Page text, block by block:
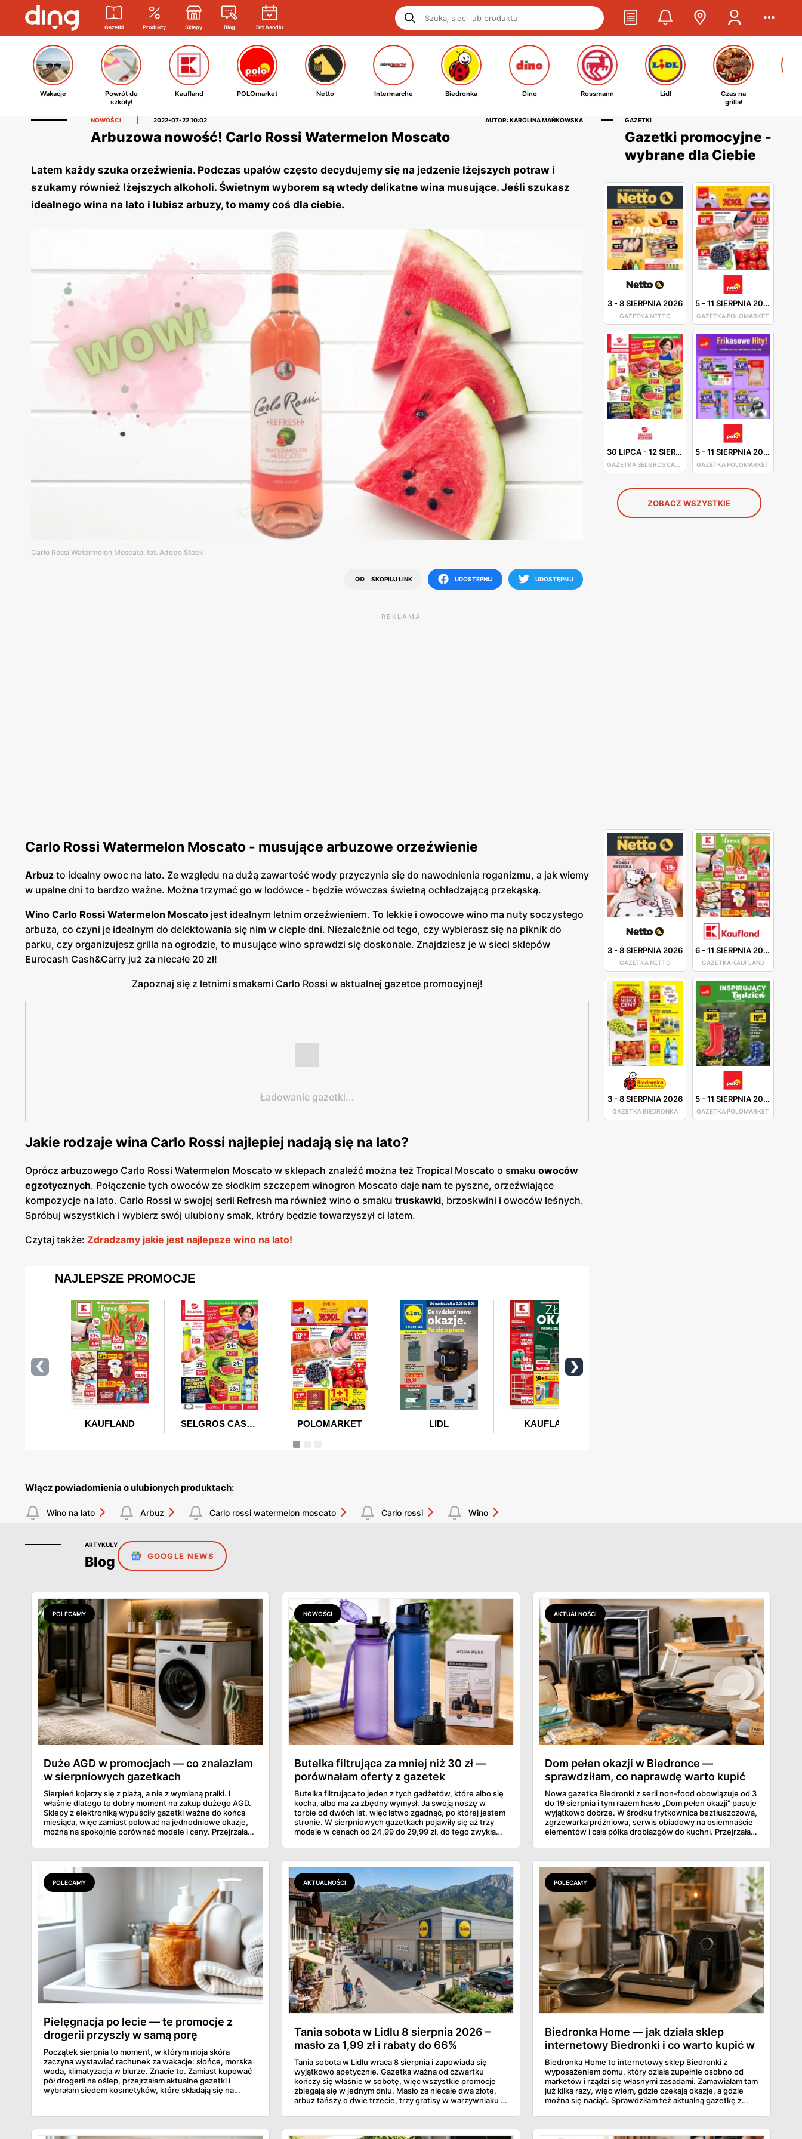
Gazetki Produkty Sklepy Blog Dni handlu
Wakacje
Powrót do
szkoły!
Kaufland POLOmarket Netto Intermarche Biedronka Dino Rossmann Lidl
Czas na
grilla!
NOWOŚCI 2022-07-22 10:02 AUTOR: KAROLINA MAŃKOWSKA
Arbuzowa nowość! Carlo Rossi Watermelon Moscato
Latem każdy szuka orzeźwienia. Podczas upałów często decydujemy się na jedzenie lżejszych potraw i
szukamy również lżejszych alkoholi. Świetnym wyborem są wtedy delikatne wina musujące. Jeśli szukasz
idealnego wina na lato i lubisz arbuzy, to mamy coś dla ciebie.
Carlo Rossi Watermelon Moscato, fot. Adobe Stock
SKOPIUJ LINK UDOSTĘPNIJ UDOSTĘPNIJ
GAZETKI
Gazetki promocyjne -
wybrane dla Ciebie
3-8 SIERPNIA 2026
GAZETKA NETTO
5-11 SIERPNIA 2026
GAZETKA POLOMARKET
30 LIPCA-12 SIERPNIA 2026
GAZETKA SELGROS CASH&CARRY
5-11 SIERPNIA 2026
GAZETKA POLOMARKET
ZOBACZ WSZYSTKIE
3-8 SIERPNIA 2026
GAZETKA NETTO
6-11 SIERPNIA 2026
GAZETKA KAUFLAND
3-8 SIERPNIA 2026
GAZETKA BIEDRONKA
5-11 SIERPNIA 2026
GAZETKA POLOMARKET
REKLAMA
Carlo Rossi Watermelon Moscato - musujące arbuzowe orzeźwienie
Arbuz to idealny owoc na lato. Ze względu na dużą zawartość wody przyczynia się do nawodnienia roganizmu, a jak wiemy
w upalne dni to bardzo ważne. Można trzymać go w lodówce - będzie wówczas świetną ochładzającą przekąską.
Wino Carlo Rossi Watermelon Moscato jest idealnym letnim orzeźwieniem. To lekkie i owocowe wino ma nuty soczystego
arbuza, co czyni je idealnym do delektowania się nim w ciepłe dni. Niezależnie od tego, czy wybierasz się na piknik do
parku, czy organizujesz grilla na ogrodzie, to musujące wino sprawdzi się doskonale. Znajdziesz je w sieci sklepów
Eurocash Cash&Carry już za niecałe 20 zł!
Zapoznaj się z letnimi smakami Carlo Rossi w aktualnej gazetce promocyjnej!
Ładowanie gazetki...
Jakie rodzaje wina Carlo Rossi najlepiej nadają się na lato?
Oprócz arbuzowego Carlo Rossi Watermelon Moscato w sklepach znaleźć można też Tropical Moscato o smaku owoców
egzotycznych. Połączenie tych owoców ze słodkim szczepem winogron Moscato daje nam te pyszne, orzeźwiające
kompozycje na lato. Carlo Rossi w swojej serii Refresh ma również wino o smaku truskawki, brzoskwini i owoców leśnych.
Spróbuj wszystkich i wybierz swój ulubiony smak, ktróry będzie towarzyszył ci latem.
Czytaj także: Zdradzamy jakie jest najlepsze wino na lato!
Włącz powiadomienia o ulubionych produktach:
Wino na lato Arbuz Carlo rossi watermelon moscato Carlo rossi Wino
ARTYKUŁY
Blog GOOGLE NEWS
POLECAMY
Duże AGD w promocjach — co znalazłam
w sierpniowych gazetkach
Sierpień kojarzy się z plażą, a nie z wymianą pralki. I
właśnie dlatego to dobry moment na zakup dużego AGD.
Sklepy z elektroniką wypuściły gazetki ważne do końca
miesiąca, więc zamiast polować na jednodniowe okazje,
można na spokojnie porównać modele i ceny. Przejrzałam
znalazłam, z cenami i terminami.
NOWOŚCI
Butelka filtrująca za mniej niż 30 zł —
porównałam oferty z gazetek
Butelka filtrująca to jeden z tych gadżetów, które albo się
kocha, albo ma za zbędny wymysł. Ja swoją noszę w
torbie od dwóch lat, więc łatwo zgadnąć, po której jestem
stronie. W sierpniowych gazetkach pojawiły się aż trzy
modele w cenach od 24,99 do 29,99 zł, do tego zwykła
wszystkie oferty i policzyłam, kiedy taki zakup faktycznie
się opłaca.
AKTUALNOŚCI
Dom pełen okazji w Biedronce —
sprawdziłam, co naprawdę warto kupić
Nowa gazetka Biedronki z serii non-food obowiązuje od 3
do 19 sierpnia i tym razem hasło „Dom pełen okazji" pasuje
wyjątkowo dobrze. W środku frytkownica beztłuszczowa,
zgrzewarka próżniowa, serwis obiadowy na osiemnaście
elementów i cała półka drobiazgów do kuchni. Przejrzałam
się przy półce z samego rana.
POLECAMY
Pielęgnacja po lecie — te promocje z
drogerii przyszły w samą porę
Początek sierpnia to moment, w którym moja skóra
zaczyna wystawiać rachunek za wakacje: słońce, morska
woda, klimatyzacja w biurze. Znacie to. Zamiast kupować
pół drogerii na oślep, przejrzałam aktualne gazetki i
wybrałam siedem kosmetyków, które składają się na
ofertach, terminy też.
AKTUALNOŚCI
Tania sobota w Lidlu 8 sierpnia 2026 –
masło za 1,99 zł i rabaty do 66%
Tania sobota w Lidlu wraca 8 sierpnia i zapowiada się
wyjątkowo apetycznie. Gazetka ważna od czwartku
kończy się właśnie w sobotę, więc wszystkie promocje
zbiegają się w jednym dniu. Masło za niecałe dwa złote,
arbuz tańszy o dwie trzecie, trzy gratisy w warzywniaku i
całą sobotnią gazetkę Lidla strona po stronie i wybrałam
to, co naprawdę się opłaca.
POLECAMY
Biedronka Home — jak działa sklep
internetowy Biedronki i co warto kupić w
sierpniu?
Biedronka Home to internetowy sklep Biedronki z
wyposażeniem domu, który działa zupełnie osobno od
marketów i rządzi się własnymi zasadami. Zamawiałam tam
już kilka razy, więc wiem, gdzie czekają okazje, a gdzie
można się naciąć. Sprawdziłam też aktualną gazetkę z
wszystko w jednym miejscu: jak zamawiać, ile trwa zwrot,
jakie kody rabatowe działają w sierpniu i które produkty